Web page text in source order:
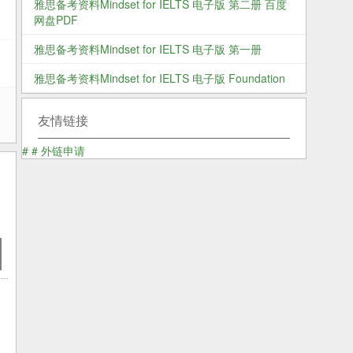
雅思备考资料Mindset for IELTS 电子版 第二册 百度
网盘PDF
雅思备考资料Mindset for IELTS 电子版 第一册
雅思备考资料Mindset for IELTS 电子版 Foundation
友情链接
# # 外链申请